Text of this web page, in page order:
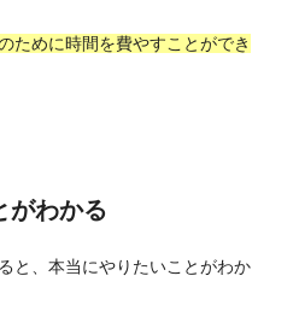
ために時間を費やすことができ
がわかる
と、本当にやりたいことがわか